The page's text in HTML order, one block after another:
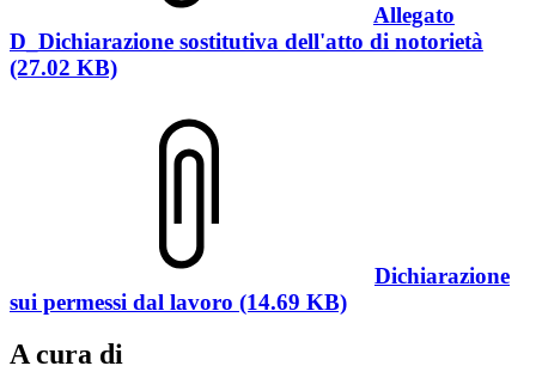
Allegato
D_Dichiarazione sostitutiva dell'atto di notorietà
(27.02 KB)
Dichiarazione
sui permessi dal lavoro (14.69 KB)
A cura di